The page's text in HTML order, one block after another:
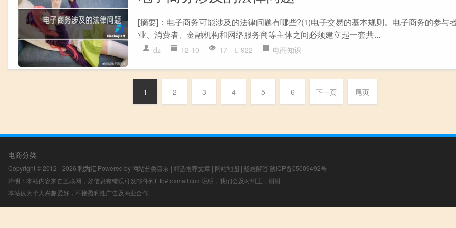
[摘要]：电子商务可能涉及的法律问题有哪些?(1)电子交易的基本规则。电子商务的参与
业、消费者、金融机构和网络服务商等主体之间必须建立起一套共...
dz 12-10 17 922 电商知识
1 2 3 4 5 6 下一页 尾页
电商分类
Copyright © 2012 - 2026 利为汇 Powered by 网站分类目录 | 精选推荐文章 | 网站地图 | 疑难解答 陕ICP备05009492号
声明：本站内容来自互联网，如信息有错误可发邮件到f_fb#foxmail.com说明，我们会及时纠正，谢谢
本站仅为个人兴趣爱好，不接盈利性广告及商业合作